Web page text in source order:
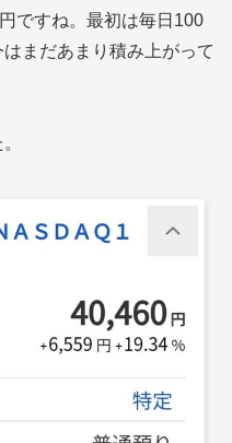
ですね。最初は毎日100
まだあまり積み上がって